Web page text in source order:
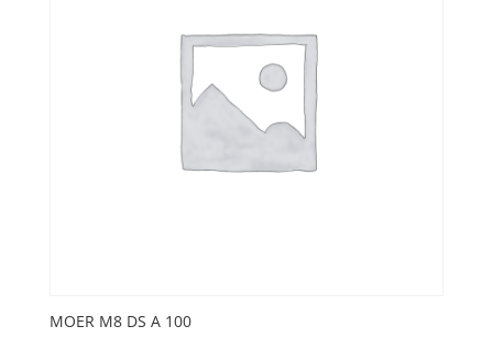
MOER M8 DS A 100